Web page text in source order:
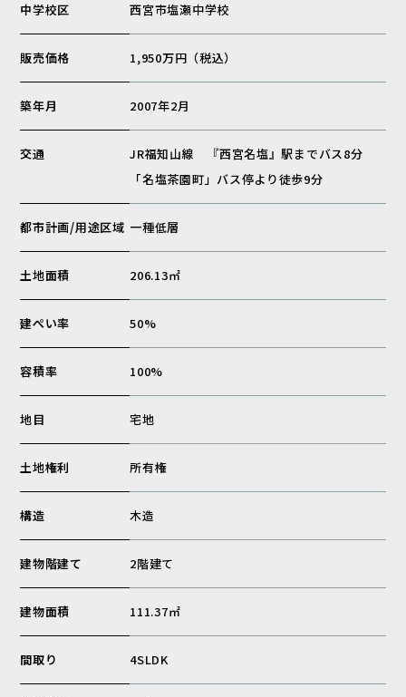
中学校区 西宮市塩瀬中学校
販売価格 1,950万円（税込）
築年月 2007年2月
交通
JR福知山線 『西宮名塩』駅までバス8分
「名塩茶園町」バス停より徒歩9分
都市計画/用途区域 一種低層
土地面積 206.13㎡
建ぺい率 50%
容積率 100%
地目 宅地
土地権利 所有権
構造 木造
建物階建て 2階建て
建物面積 111.37㎡
間取り 4SLDK